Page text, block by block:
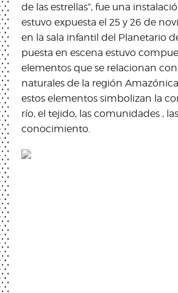
de las estrellas”, fue una
estuvo expuesta el 25 y 26 de
en la sala infantil del Planetario
puesta en escena estuvo
elementos que se relacionan
naturales de la región
estos elementos simbolizan la
río, el tejido, las comunidades ,
conocimiento.